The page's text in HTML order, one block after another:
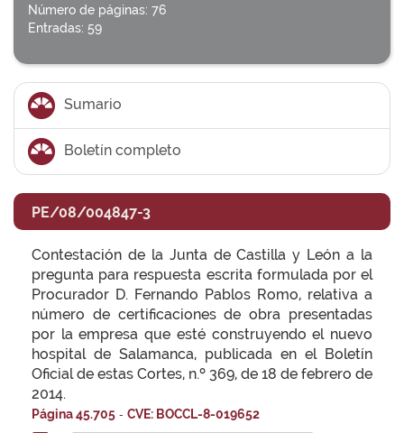
Número de páginas: 76
Entradas: 59
Sumario
Boletín completo
PE/08/004847-3
Contestación de la Junta de Castilla y León a la
pregunta para respuesta escrita formulada por el
Procurador D. Fernando Pablos Romo, relativa a
número de certificaciones de obra presentadas
por la empresa que esté construyendo el nuevo
hospital de Salamanca, publicada en el Boletín
Oficial de estas Cortes, n.º 369, de 18 de febrero de
2014.
Página 45.705 - CVE: BOCCL-8-019652